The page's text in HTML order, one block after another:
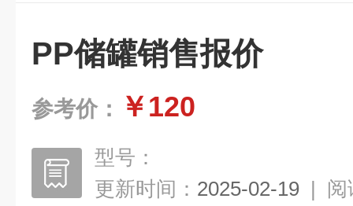
PP储罐销售报价
参考价： ￥120
型号：
更新时间： 2025-02-19 | 阅